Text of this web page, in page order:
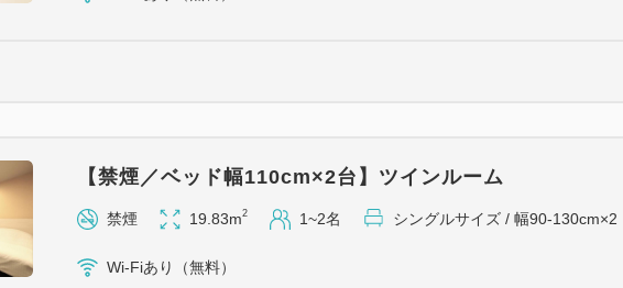
・ホテルには駐車場
【交通アクセス】
・ＪＲ金沢駅西口より
【禁煙／ベッド幅110cm×2台】ツインルーム
禁煙 19.83m2 1~2名 シングルサイズ / 幅90-130cm×2
Wi-Fiあり（無料）